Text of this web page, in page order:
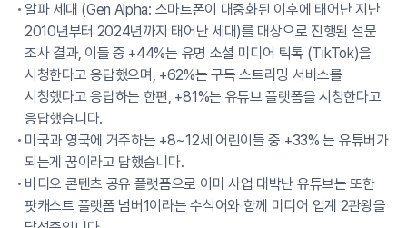
알파 세대 (Gen Alpha: 스마트폰이 대중화된 이후에 태어난 지난
2010년부터 2024년까지 태어난 세대)를 대상으로 진행된 설문
조사 결과, 이들 중 +44%는 유명 소셜 미디어 틱톡 (TikTok)을
시청한다고 응답했으며, +62%는 구독 스트리밍 서비스를
시청했다고 응답하는 한편, +81%는 유튜브 플랫폼을 시청한다고
응답했습니다.
미국과 영국에 거주하는 +8~12세 어린이들 중 +33% 는 유튜버가
되는게 꿈이라고 답했습니다.
비디오 콘텐츠 공유 플랫폼으로 이미 사업 대박난 유튜브는 또한
팟캐스트 플랫폼 넘버1이라는 수식어와 함께 미디어 업계 2관왕을